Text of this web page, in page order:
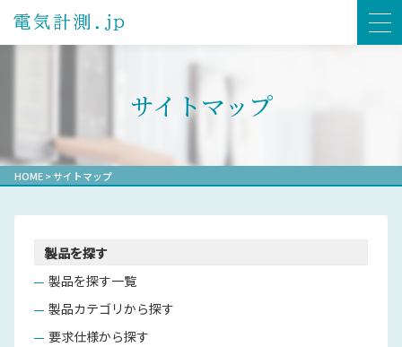
サイトマップ
HOME>サイトマップ
製品を探す
製品を探す一覧
製品カテゴリから探す
要求仕様から探す